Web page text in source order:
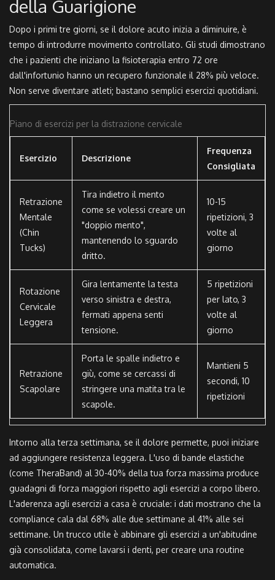
della Guarigione
Dopo i primi tre giorni, se il dolore acuto inizia a diminuire, è
tempo di introdurre movimento controllato. Gli studi dimostrano
che i pazienti che iniziano la fisioterapia entro 72 ore
dall'infortunio hanno un recupero funzionale il 28% più veloce.
Non serve diventare atleti; bastano semplici esercizi quotidiani.
Piano di esercizi per la distrazione cervicale
Esercizio Descrizione
Frequenza
Consigliata
Retrazione
Mentale
(Chin
Tucks)
Tira indietro il mento
come se volessi creare un
"doppio mento",
mantenendo lo sguardo
dritto.
10-15
ripetizioni, 3
volte al
giorno
Rotazione
Cervicale
Leggera
Gira lentamente la testa
verso sinistra e destra,
fermati appena senti
tensione.
5 ripetizioni
per lato, 3
volte al
giorno
Retrazione
Scapolare
Porta le spalle indietro e
giù, come se cercassi di
stringere una matita tra le
scapole.
Mantieni 5
secondi, 10
ripetizioni
Intorno alla terza settimana, se il dolore permette, puoi iniziare
ad aggiungere resistenza leggera. L'uso di bande elastiche
(come TheraBand) al 30-40% della tua forza massima produce
guadagni di forza maggiori rispetto agli esercizi a corpo libero.
L'aderenza agli esercizi a casa è cruciale: i dati mostrano che la
compliance cala dal 68% alle due settimane al 41% alle sei
settimane. Un trucco utile è abbinare gli esercizi a un'abitudine
già consolidata, come lavarsi i denti, per creare una routine
automatica.